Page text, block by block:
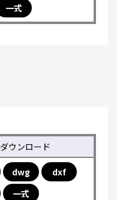
一式
ダウンロード
dwg
dxf
一式